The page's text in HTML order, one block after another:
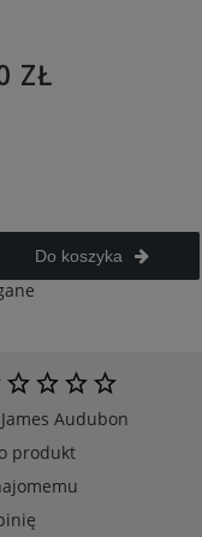
ZŁ
Do koszyka
James Audubon
produkt